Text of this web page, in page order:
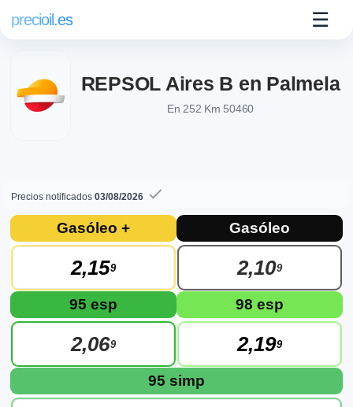
precioil.es ☰
REPSOL Aires B en Palmela
En 252 Km 50460
Precios notificados03/08/2026
Precios actuales de combustibles en
Consulta los precios actuales de la gasolinera REPSOL
Gasóleo +
2,159
Gasóleo
2,109
95 esp
2,069
98 esp
2,199
95 simp